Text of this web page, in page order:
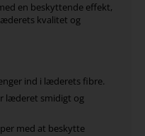
en beskyttende effekt,
kvalitet og
ind i læderets fibre.
læderet smidigt og
med at beskytte